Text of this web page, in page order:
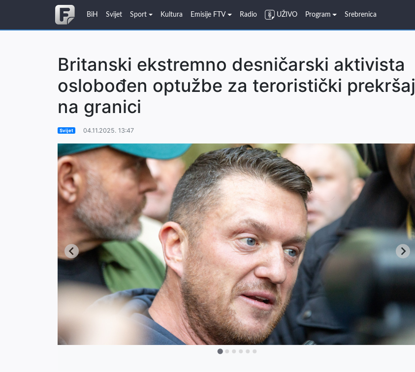
BiH Svijet Sport Kultura Emisije FTV Radio UŽIVO Program Srebrenica
Britanski ekstremno desničarski aktivista
oslobođen optužbe za teroristički prekršaj
na granici
Svijet 04.11.2025. 13:47